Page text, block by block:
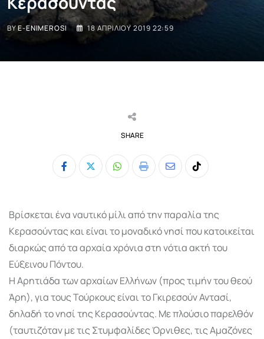
BYE-ENIMEROSI 18 ΑΠΡΙΛΊΟΥ 2019 22:59
SHARE
Whatsapp
Print
ShareTiktok
Bρίσκεται ένα ναυτικό μίλι από την παραλία της
Κερασούντας και είναι το μοναδικό νησί που κατοικείται
διαρκώς από τα αρχαία χρόνια στη νότια ακτή του
Εύξεινου Πόντου.
Η Αρητιάδα των αρχαίων Ελλήνων (προς τιμήν του θεού
Άρη), για τους Τούρκους είναι το Γκιρεσούν Αντασί,
δηλαδή το νησί της Κερασούντας. Με πλούσιο παρελθόν
(ταυτιζόταν με τις Στυμφαλίδες Όρνιθες, τις Αμαζόνες